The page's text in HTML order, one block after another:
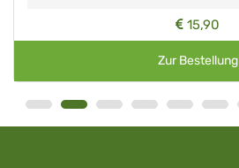
15,90
Zur Bestellung